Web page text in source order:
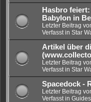
Hasbro
Babylon in
Letzter Beitrag
Verfasst in Star
Artikel über
Letzter Beitrag
Verfasst in Star
Spacedock -
Letzter Beitrag
Verfasst in